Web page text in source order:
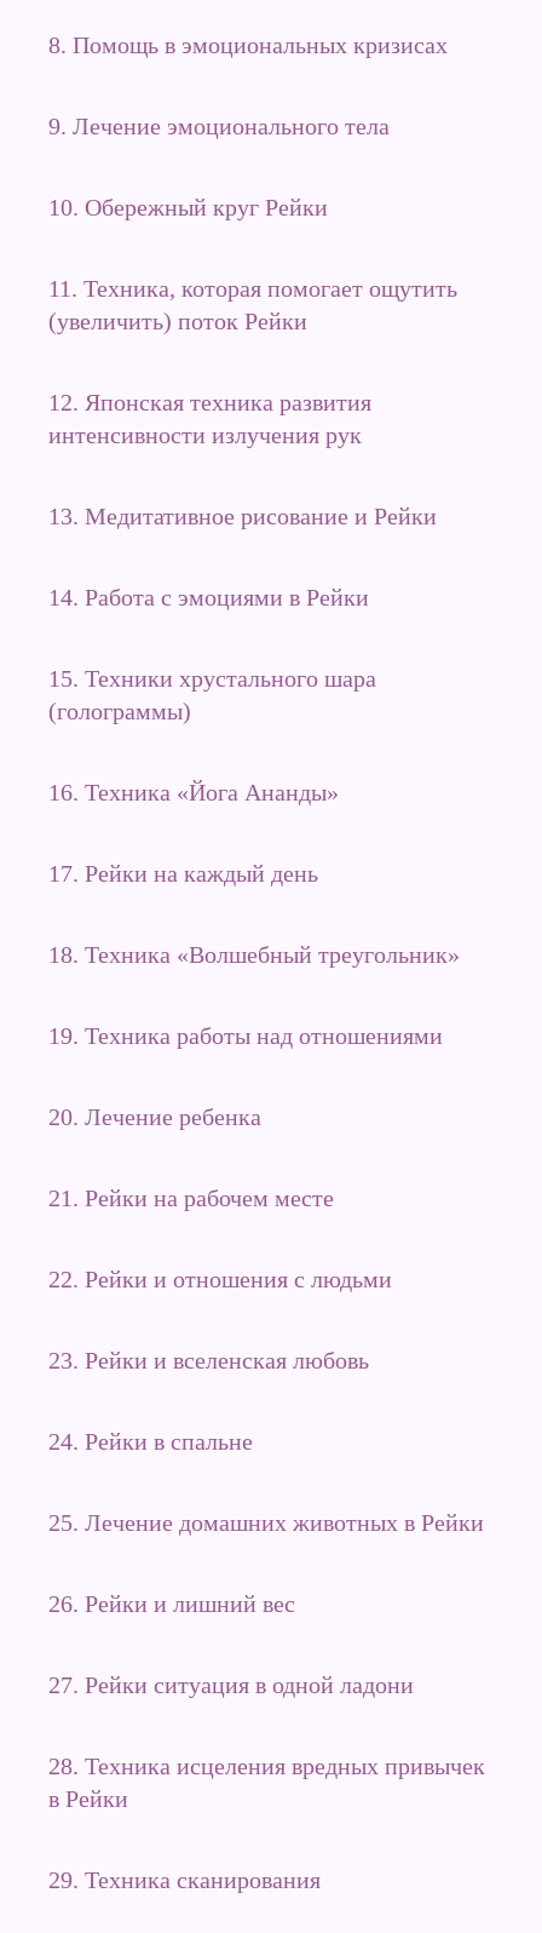
8. Помощь в эмоциональных кризисах
9. Лечение эмоционального тела
10. Обережный круг Рейки
11. Техника, которая помогает ощутить
(увеличить) поток Рейки
12. Японская техника развития
интенсивности излучения рук
13. Медитативное рисование и Рейки
14. Работа с эмоциями в Рейки
15. Техники хрустального шара
(голограммы)
16. Техника «Йога Ананды»
17. Рейки на каждый день
18. Техника «Волшебный треугольник»
19. Техника работы над отношениями
20. Лечение ребенка
21. Рейки на рабочем месте
22. Рейки и отношения с людьми
23. Рейки и вселенская любовь
24. Рейки в спальне
25. Лечение домашних животных в Рейки
26. Рейки и лишний вес
27. Рейки ситуация в одной ладони
28. Техника исцеления вредных привычек
в Рейки
29. Техника сканирования